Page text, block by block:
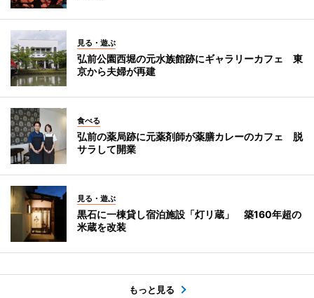
見る・遊ぶ
弘前公園西堀の元水族館跡にギャラリーカフェ 東
京から夫婦が再建
食べる
弘前の薬局跡に元薬剤師が薬膳カレーのカフェ 脱
サラして開業
見る・遊ぶ
黒石に一棟貸し宿泊施設「灯リ蔵」 築160年超の
米蔵を改装
もっと見る